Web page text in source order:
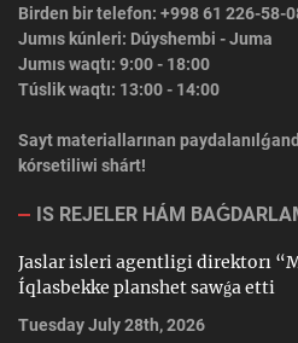
Birden bir telefon: +998 61 226-58-
Jumıs kúnleri: Dúyshembi - Juma
Jumıs waqtı: 9:00 - 18:00
Túslik waqtı: 13:00 - 14:00
Sayt materiallarınan
kórsetiliwi shárt!
IS REJELER HÁM
Jaslar isleri agentligi direktorı
Íqlasbekke planshet sawǵa etti
Tuesday July 28th, 2026